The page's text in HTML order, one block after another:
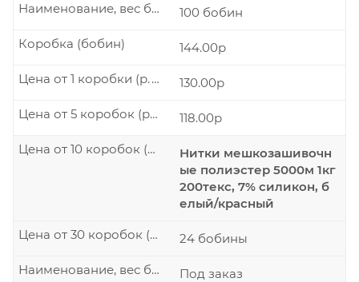
100 бобин
Наименование, вес бобины
144.00р
Коробка (бобин)
130.00р
Цена от 1 коробки (р./шт.)
118.00р
Цена от 5 коробок (р./шт.)
Нитки мешкозашивочн
ые полиэстер 5000м 1кг
200текс, 7% силикон, б
елый/красный
Цена от 10 коробок (р./шт.)
24 бобины
Цена от 30 коробок (р./шт.)
Под заказ
Наименование, вес бобины